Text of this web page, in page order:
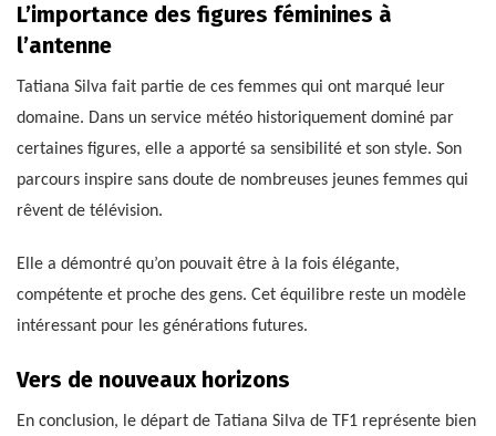
L’importance des figures féminines à
l’antenne
Tatiana Silva fait partie de ces femmes qui ont marqué leur
domaine. Dans un service météo historiquement dominé par
certaines figures, elle a apporté sa sensibilité et son style. Son
parcours inspire sans doute de nombreuses jeunes femmes qui
rêvent de télévision.
Elle a démontré qu’on pouvait être à la fois élégante,
compétente et proche des gens. Cet équilibre reste un modèle
intéressant pour les générations futures.
Vers de nouveaux horizons
En conclusion, le départ de Tatiana Silva de TF1 représente bien